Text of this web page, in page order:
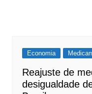
Economia
Reajuste de
desigualdade